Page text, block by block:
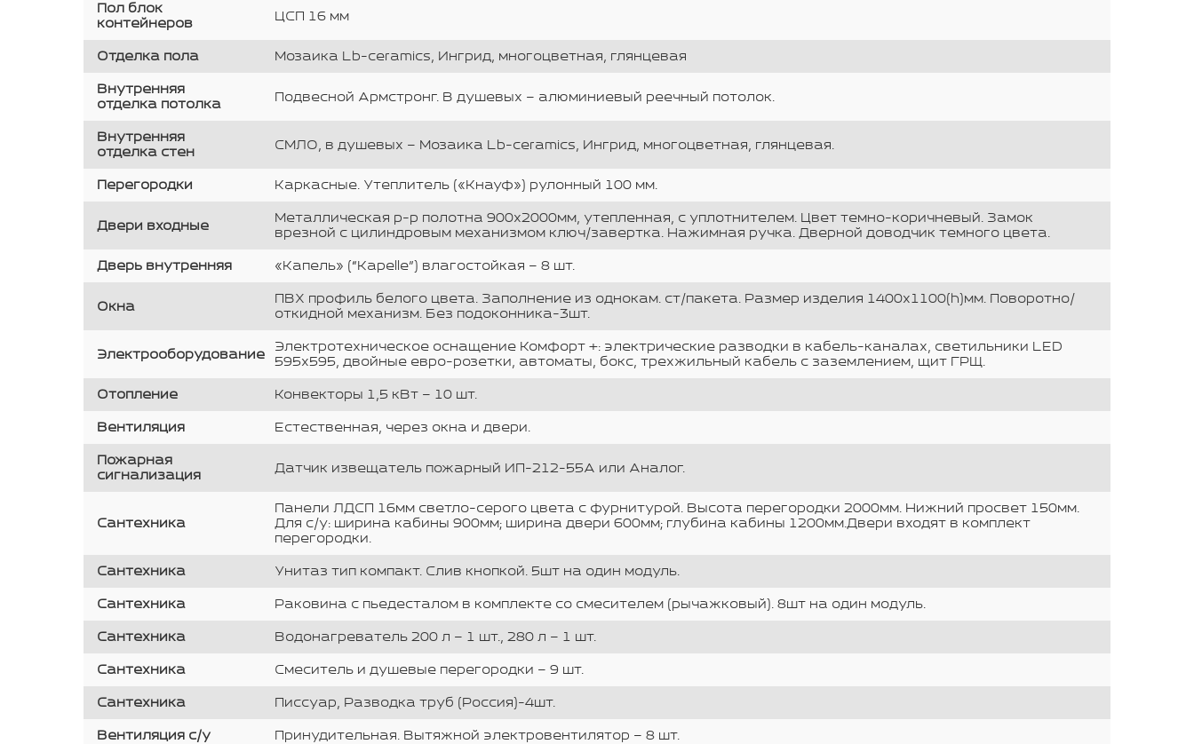
Пол блок
контейнеров
ЦСП 16 мм
Отделка пола Мозаика Lb-ceramics, Ингрид, многоцветная, глянцевая
Внутренняя
отделка потолка
Подвесной Армстронг. В душевых – алюминиевый реечный потолок.
Внутренняя
отделка стен
СМЛО, в душевых – Мозаика Lb-ceramics, Ингрид, многоцветная, глянцевая.
Перегородки Каркасные. Утеплитель («Кнауф») рулонный 100 мм.
Двери входные
Металлическая р-р полотна 900х2000мм, утепленная, с уплотнителем. Цвет темно-коричневый. Замок
врезной с цилиндровым механизмом ключ/завертка. Нажимная ручка. Дверной доводчик темного цвета.
Дверь внутренняя «Капель» (“Kapelle”) влагостойкая – 8 шт.
Окна
ПВХ профиль белого цвета. Заполнение из однокам. ст/пакета. Размер изделия 1400х1100(h)мм. Поворотно/
откидной механизм. Без подоконника-3шт.
Электрооборудование
Электротехническое оснащение Комфорт +: электрические разводки в кабель-каналах, светильники LED
595х595, двойные евро-розетки, автоматы, бокс, трехжильный кабель с заземлением, щит ГРЩ.
Отопление Конвекторы 1,5 кВт – 10 шт.
Вентиляция Естественная, через окна и двери.
Пожарная
сигнализация
Датчик извещатель пожарный ИП-212-55А или Аналог.
Сантехника
Панели ЛДСП 16мм светло-серого цвета с фурнитурой. Высота перегородки 2000мм. Нижний просвет 150мм.
Для с/у: ширина кабины 900мм; ширина двери 600мм; глубина кабины 1200мм.Двери входят в комплект
перегородки.
Сантехника Унитаз тип компакт. Слив кнопкой. 5шт на один модуль.
Сантехника Раковина с пьедесталом в комплекте со смесителем (рычажковый). 8шт на один модуль.
Сантехника Водонагреватель 200 л – 1 шт., 280 л – 1 шт.
Сантехника Смеситель и душевые перегородки – 9 шт.
Сантехника Писсуар, Разводка труб (Россия)-4шт.
Вентиляция с/у Принудительная. Вытяжной электровентилятор – 8 шт.